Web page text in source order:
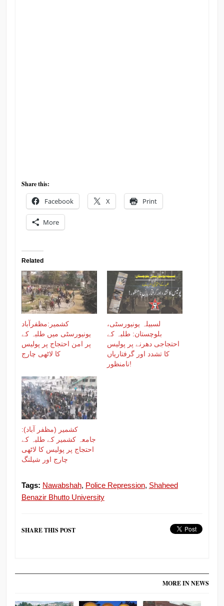
Share this:
Facebook X Print
More
Related
کشمیر:مظفرآباد
یونیورسٹی میں طلبہ کے
پر امن احتجاج پر پولیس
کا لاٹھی چارج
لسبیلہ یونیورسٹی،
بلوچستان: طلبہ کے
احتجاجی دھرنے پر پولیس
کا تشدد اور گرفتاریاں
نامنظور!
کشمیر (مظفر آباد):
جامعہ کشمیر کے طلبہ کے
احتجاج پر پولیس کا لاٹھی
چارج اور شیلنگ
Tags: Nawabshah, Police Repression, Shaheed
Benazir Bhutto University
SHARE THIS POST
MORE IN NEWS